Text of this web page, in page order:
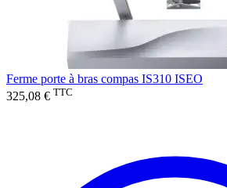
Ferme porte à bras compas IS310 ISEO
325,08 € TTC